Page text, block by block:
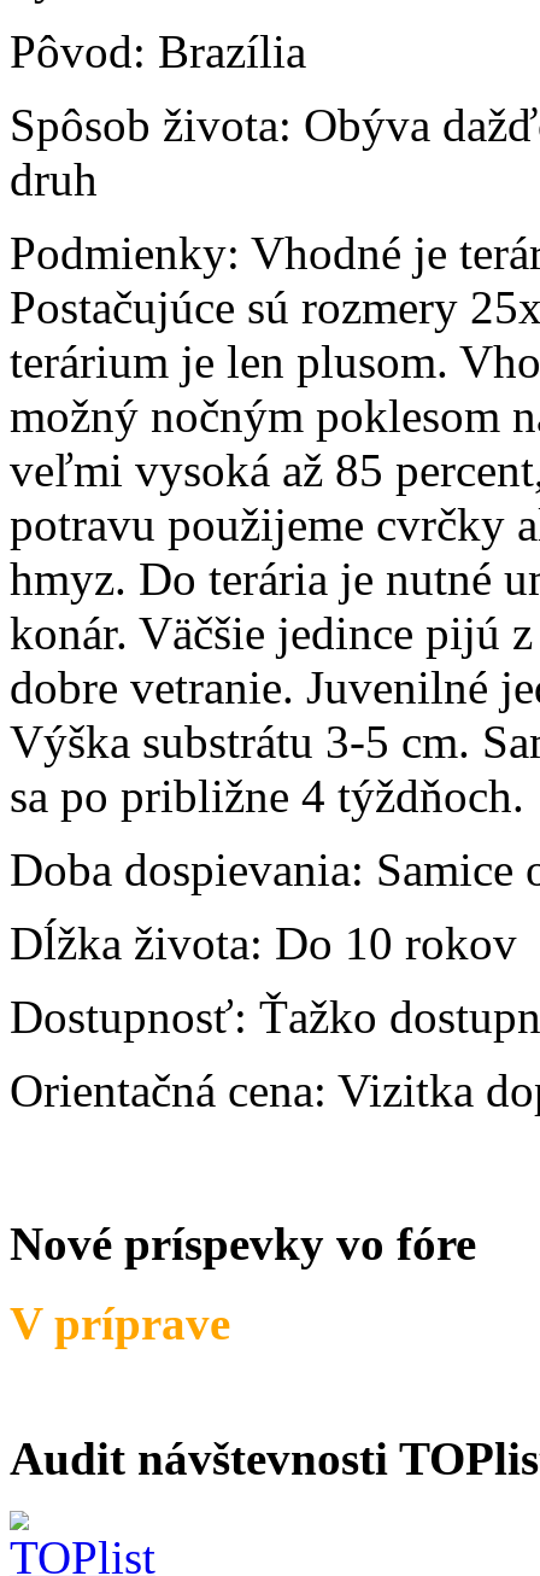
Pôvod: Brazília
Spôsob života: Obýva
druh
Podmienky: Vhodné je
Postačujúce sú rozmery
terárium je len plusom.
možný nočným poklesom
veľmi vysoká až 85
potravu použijeme cvrčky
hmyz. Do terária je nutné
konár. Väčšie jedince pijú
dobre vetranie. Juvenilné
Výška substrátu 3-5 cm.
sa po približne 4 týždňoch.
Doba dospievania: Samice
Dĺžka života: Do 10 rokov
Dostupnosť: Ťažko
Orientačná cena: Vizitka
Nové príspevky vo fóre
V príprave
Audit návštevnosti